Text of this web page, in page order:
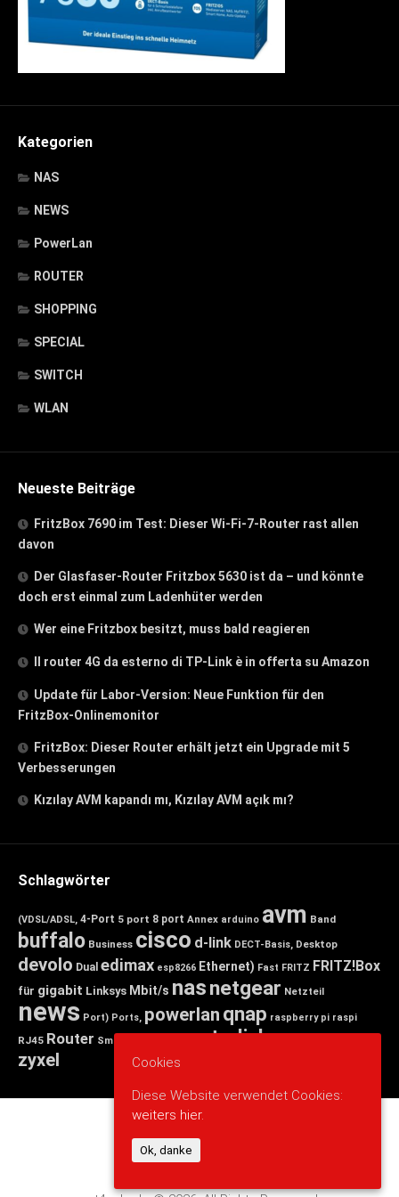
Kategorien
NAS
NEWS
PowerLan
ROUTER
SHOPPING
SPECIAL
SWITCH
WLAN
Neueste Beiträge
FritzBox 7690 im Test: Dieser Wi-Fi-7-Router rast allen
davon
Der Glasfaser-Router Fritzbox 5630 ist da – und könnte
doch erst einmal zum Ladenhüter werden
Wer eine Fritzbox besitzt, muss bald reagieren
Il router 4G da esterno di TP-Link è in offerta su Amazon
Update für Labor-Version: Neue Funktion für den
FritzBox-Onlinemonitor
FritzBox: Dieser Router erhält jetzt ein Upgrade mit 5
Verbesserungen
Kızılay AVM kapandı mı, Kızılay AVM açık mı?
Schlagwörter
(VDSL/ADSL, 4-Port 5 port 8 port Annex arduino avm Band
buffalo Business cisco d-link DECT-Basis, Desktop
devolo Dual edimax esp8266 Ethernet) Fast FRITZ FRITZ!Box
für gigabit Linksys Mbit/s nasnetgear Netzteil
news Port) Ports, powerlan qnap raspberry pi raspi
RJ45 Router Small switchtp-link
zyxel Cookies
Diese Website verwendet Cookies:
weiters hier.
Ok, danke